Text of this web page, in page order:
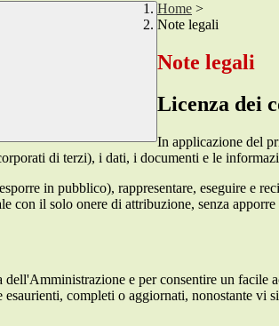
Home >
Note legali
Note legali
Licenza dei
In applicazione del
di terzi), i dati, i documenti e le
in pubblico), rappresentare, eseguire e
con il solo onere di attribuzione, senza
e per consentire un
completi o aggiornati, nonostante vi